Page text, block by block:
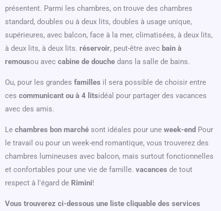
présentent. Parmi les chambres, on trouve des chambres
standard, doubles ou à deux lits, doubles à usage unique,
supérieures, avec balcon, face à la mer, climatisées, à deux lits,
à deux lits, à deux lits. réservoir, peut-être avec bain à
remousou avec cabine de douche dans la salle de bains.
Ou, pour les grandes familles il sera possible de choisir entre
ces communicant ou à 4 litsidéal pour partager des vacances
avec des amis.
Le chambres bon marché sont idéales pour une week-end Pour
le travail ou pour un week-end romantique, vous trouverez des
chambres lumineuses avec balcon, mais surtout fonctionnelles
et confortables pour une vie de famille. vacances de tout
respect à l'égard de Rimini!
Vous trouverez ci-dessous une liste cliquable des services